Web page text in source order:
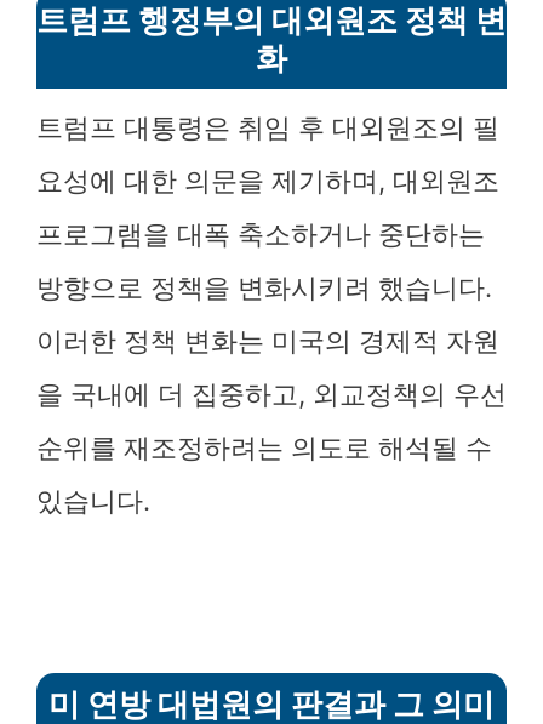
트럼프 행정부의 대외원조 정책 변
화
트럼프 대통령은 취임 후 대외원조의 필
요성에 대한 의문을 제기하며, 대외원조
프로그램을 대폭 축소하거나 중단하는
방향으로 정책을 변화시키려 했습니다.
이러한 정책 변화는 미국의 경제적 자원
을 국내에 더 집중하고, 외교정책의 우선
순위를 재조정하려는 의도로 해석될 수
있습니다.
미 연방 대법원의 판결과 그 의미